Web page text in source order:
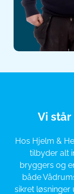
Vi
Hos Hjelm &
tilbyder alt
bryggers og
både
sikret løsninger